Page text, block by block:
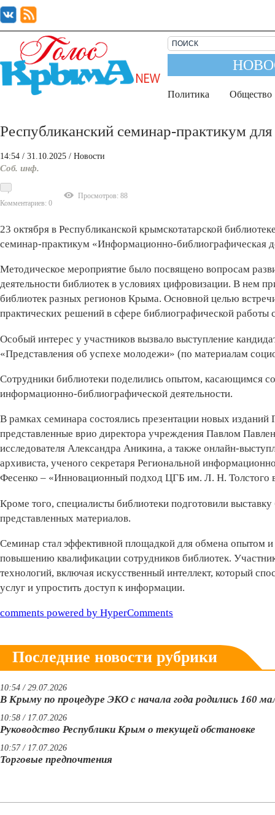
Политика Общество
Республиканский семинар-практикум
14:54 / 31.10.2025 / Новости
Соб. инф.
Комментариев: 0
Просмотров: 88
23 октября в Республиканской крымскотатарской
семинар-практикум «Информационно-библиографическая
Методическое мероприятие было посвящено вопросам
деятельности библиотек в условиях цифровизации. В нем
библиотек разных регионов Крыма. Основной целью
практических решений в сфере библиографической
Особый интерес у участников вызвало выступление
«Представления об успехе молодежи» (по материалам
Сотрудники библиотеки поделились опытом, касающимся
информационно-библио­графической деятельности.
В рамках семинара состоялись презентации новых
представленные врио директора учреждения Павлом
исследователя Александра Аникина, а также онлайн-
архивиста, ученого секретаря Региональной
Фесенко – «Инновационный подход ЦГБ им. Л. Н. Толстого
Кроме того, специалисты библиотеки подготовили
представленных материалов.
Семинар стал эффективной площадкой для обмена опытом
повышению квалификации сотрудников библиотек.
технологий, включая искусственный интеллект, который
услуг и упростить доступ к информации.
comments powered by HyperComments
Последние новости рубрики
10:54 / 29.07.2026
В Крыму по процедуре ЭКО с начала года родились 160
10:58 / 17.07.2026
Руководство Республики Крым о текущей обстановке
10:57 / 17.07.2026
Торговые предпочтения